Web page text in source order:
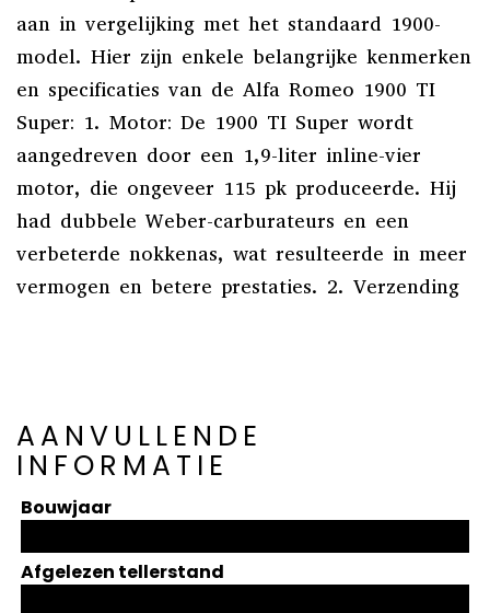
aan in vergelijking met het standaard 1900-
model. Hier zijn enkele belangrijke kenmerken
en specificaties van de Alfa Romeo 1900 TI
Super: 1. Motor: De 1900 TI Super wordt
aangedreven door een 1,9-liter inline-vier
motor, die ongeveer 115 pk produceerde. Hij
had dubbele Weber-carburateurs en een
verbeterde nokkenas, wat resulteerde in meer
vermogen en betere prestaties. 2. Verzending
AANVULLENDE
INFORMATIE
Bouwjaar
Afgelezen tellerstand